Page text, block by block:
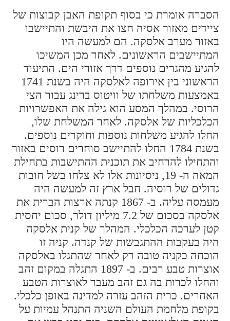
הסברה אומרת כי בסוף תקופת האבן קבוצות של
ציידים מאזור אסיה חצו את היבשת והתיישבו
באזור מערב אלסקה. הם למעשה היו
המתיישבים הראשונים. לאחר מכן המשיכו
להגיע מהגרים נוספים דרך אזורי הים. התיעוד
הראשוני בין אירופה לאלסקה היה בשנת 1741
באמצעות משלחתו של וויטוס ברינג עבור הצי
הרוסי. במהלך המסע הוא גילה את האפשרויות
הכלכליות של אלסקה. לאחר המשלחת שלו,
החלו להגיע משלחות נוספות וחוקרים נוספים.
בשנת 1784 החלו להתיישב סוחרים רוסים באזור
והתחילו להרחיב את תוכנית ההתישבות בתחילת
המאה ה- 19, ניסיונות אלו לא צלחו בשל חובות
גדולים של רוסיה. חבל ארץ זה למעשה היה
מעמסה עליה. ב- 1867 קנתה ארצות הברית את
אלסקה בסכום של 7.2 מיליון דולר, סכום יחסית
קטן לערכה הכלכלי. המהלך של קנית אלסקה
היה בעקבות ההתגבשות של קנדה. קניה זו
הוכחה כקניה טובה רק לאחר שהתגלו באלסקה
אוצרות טבע רבים. ב- 1897 התגלה במקום זהב
והחלו לכרות בה גם זהב מעבר לאוצרות הטבע
האחרים. כרית הזהב עזרה למדינה באופן כלכלי.
בקופת מלחמת העולם השניה התנהל עמיות על